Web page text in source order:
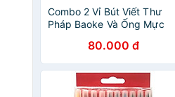
Combo 2 Vỉ Bút Viết Thư
Pháp Baoke Và Ống Mực
80.000 đ